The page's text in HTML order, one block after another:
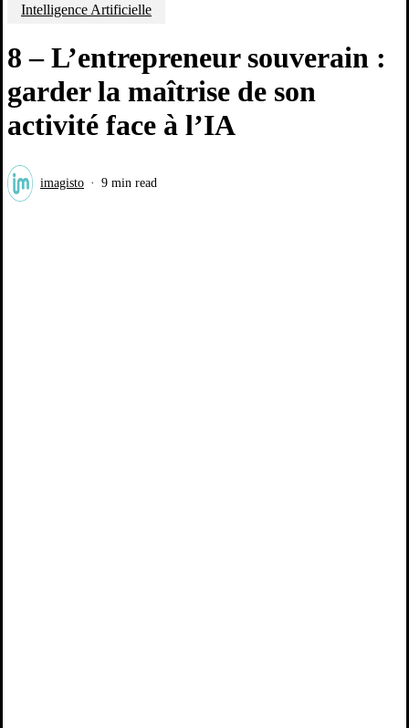
Intelligence Artificielle
8 – L’entrepreneur souverain :
garder la maîtrise de son
activité face à l’IA
imagisto 9 min read